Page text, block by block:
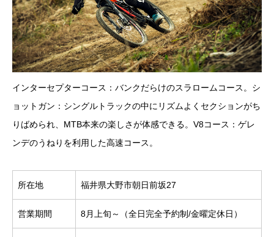
インターセプターコース：バンクだらけのスラロームコース。シ
ョットガン：シングルトラックの中にリズムよくセクションがち
りばめられ、MTB本来の楽しさが体感できる。V8コース：ゲレ
ンデのうねりを利用した高速コース。
所在地 福井県大野市朝日前坂27
営業期間 8月上旬～（全日完全予約制/金曜定休日）